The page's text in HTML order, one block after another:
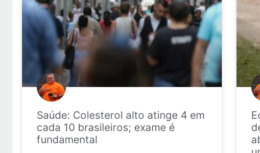
Saúde: Colesterol alto atinge 4 em
cada 10 brasileiros; exame é
fundamental